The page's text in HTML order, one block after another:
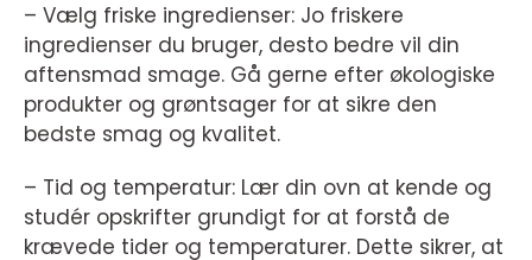
– Vælg friske ingredienser: Jo friskere
ingredienser du bruger, desto bedre vil din
aftensmad smage. Gå gerne efter økologiske
produkter og grøntsager for at sikre den
bedste smag og kvalitet.
– Tid og temperatur: Lær din ovn at kende og
studér opskrifter grundigt for at forstå de
krævede tider og temperaturer. Dette sikrer, at